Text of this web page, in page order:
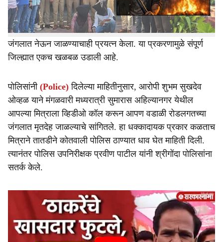
झाली आहे.
एवढ्यावरच न थांबता आरोपीने आपल्या वडिलांच्या मदतीने मृतदेह
जंगलात नेऊन जाळण्याचाही प्रयत्न केला. या प्रकरणामुळे संपूर्ण
जिल्ह्यात एकच खळबळ उडाली आहे.
पोलिसांनी (Police) दिलेल्या माहितीनुसार, आरोपी शुभम सुखदेव
ओव्हळ याने मंगळवारी मध्यरात्री सुमारास अहिल्यानगर येथील
आपल्या मित्राला व्हिडीओ कॉल करून आपण वडाळी रोडलगतच्या
जंगलात मृतदेह जाळल्याचे सांगितले. हा धक्कादायक प्रकार कळताच
मित्राने तातडीने कोतवाली पोलिस ठाण्यात धाव घेत माहिती दिली.
त्यानंतर पोलिस उपनिरीक्षक प्रवीण पाटील यांनी श्रीगोंदा पोलिसांना
सतर्क केले.